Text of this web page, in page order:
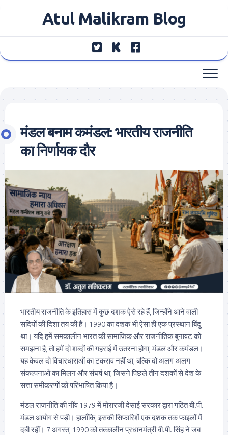
Atul Malikram Blog
मंडल बनाम कमंडल: भारतीय राजनीति
का निर्णायक दौर
भारतीय राजनीति के इतिहास में कुछ दशक ऐसे रहे हैं, जिन्होंने आने वाली
सदियों की दिशा तय की है। 1990 का दशक भी ऐसा ही एक प्रस्थान बिंदु
था। यदि हमें समकालीन भारत की सामाजिक और राजनीतिक बुनावट को
समझना है, तो हमें दो शब्दों की गहराई में उतरना होगा, मंडल और कमंडल।
यह केवल दो विचारधाराओं का टकराव नहीं था, बल्कि दो अलग-अलग
संकल्पनाओं का मिलन और संघर्ष था, जिसने पिछले तीन दशकों से देश के
सत्ता समीकरणों को परिभाषित किया है।
मंडल राजनीति की नींव 1979 में मोरारजी देसाई सरकार द्वारा गठित बी.पी.
मंडल आयोग से पड़ी। हालाँकि, इसकी सिफारिशें एक दशक तक फाइलों में
दबी रहीं। 7 अगस्त, 1990 को तत्कालीन प्रधानमंत्री वी.पी. सिंह ने जब